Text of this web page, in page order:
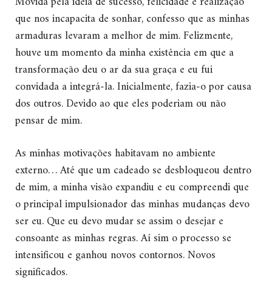
que nos incapacita de sonhar, confesso que as minhas
armaduras levaram a melhor de mim. Felizmente,
houve um momento da minha existência em que a
transformação deu o ar da sua graça e eu fui
convidada a integrá-la. Inicialmente, fazia-o por causa
dos outros. Devido ao que eles poderiam ou não
pensar de mim.
As minhas motivações habitavam no ambiente
externo… Até que um cadeado se desbloqueou dentro
de mim, a minha visão expandiu e eu compreendi que
o principal impulsionador das minhas mudanças devo
ser eu. Que eu devo mudar se assim o desejar e
consoante as minhas regras. Aí sim o processo se
intensificou e ganhou novos contornos. Novos
significados.